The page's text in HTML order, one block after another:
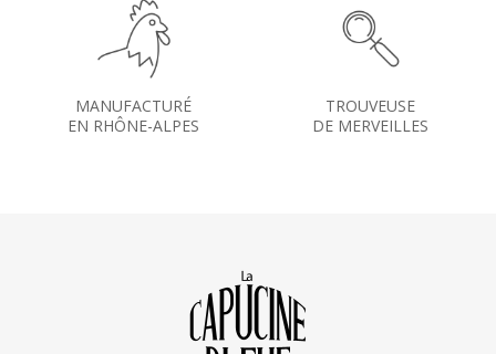
MANUFACTURÉ
EN RHÔNE-ALPES
TROUVEUSE
DE MERVEILLES